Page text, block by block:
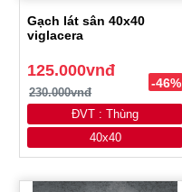
Gạch lát sân 40x40
viglacera
125.000vnđ
230.000vnđ
-46%
ĐVT : Thùng
40x40